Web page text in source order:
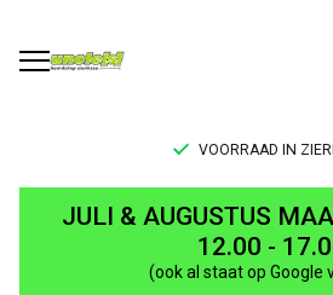
VOORRAAD IN
Shorts
JULI & AUGUSTUS
12.00 -
(ook al staat op Google